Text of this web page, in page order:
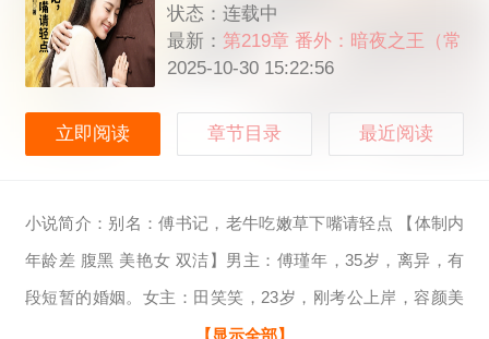
状态：连载中
最新： 第219章 番外：暗夜之王（常
轩）
2025-10-30 15:22:56
立即阅读 章节目录 最近阅读
小说简介：别名：傅书记，老牛吃嫩草下嘴请轻点 【体制内
年龄差 腹黑 美艳女 双洁】男主：傅瑾年，35岁，离异，有
段短暂的婚姻。女主：田笑笑，23岁，刚考公上岸，容颜美
艳。两人都是体制内公务员，男主县委书记，女主体制内水
【显示全部】